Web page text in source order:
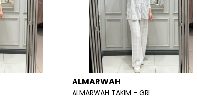
ALMARWAH
ALMARWAH TAKIM - GRI